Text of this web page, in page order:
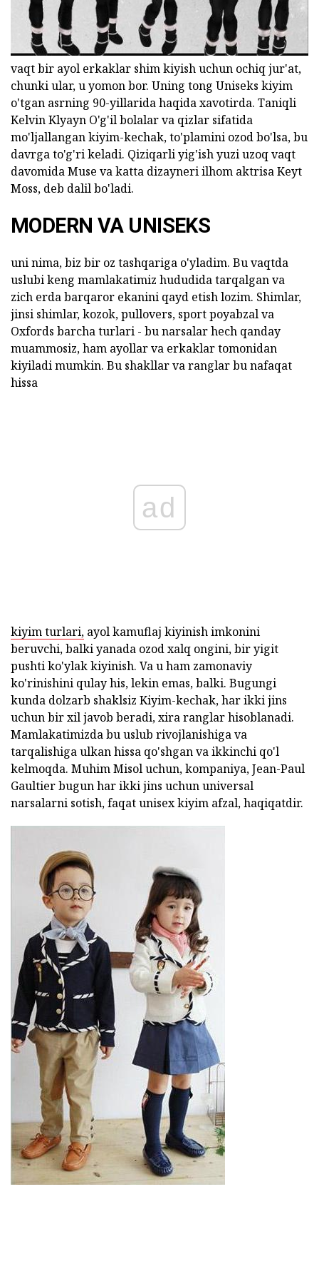
vaqt bir ayol erkaklar shim kiyish uchun ochiq jur'at,
chunki ular, u yomon bor. Uning tong Uniseks kiyim
o'tgan asrning 90-yillarida haqida xavotirda. Taniqli
Kelvin Klyayn O'g'il bolalar va qizlar sifatida
mo'ljallangan kiyim-kechak, to'plamini ozod bo'lsa, bu
davrga to'g'ri keladi. Qiziqarli yig'ish yuzi uzoq vaqt
davomida Muse va katta dizayneri ilhom aktrisa Keyt
Moss, deb dalil bo'ladi.
MODERN VA UNISEKS
uni nima, biz bir oz tashqariga o'yladim. Bu vaqtda
uslubi keng mamlakatimiz hududida tarqalgan va
zich erda barqaror ekanini qayd etish lozim. Shimlar,
jinsi shimlar, kozok, pullovers, sport poyabzal va
Oxfords barcha turlari - bu narsalar hech qanday
muammosiz, ham ayollar va erkaklar tomonidan
kiyiladi mumkin. Bu shakllar va ranglar bu nafaqat
hissa
ad
kiyim turlari, ayol kamuflaj kiyinish imkonini
beruvchi, balki yanada ozod xalq ongini, bir yigit
pushti ko'ylak kiyinish. Va u ham zamonaviy
ko'rinishini qulay his, lekin emas, balki. Bugungi
kunda dolzarb shaklsiz Kiyim-kechak, har ikki jins
uchun bir xil javob beradi, xira ranglar hisoblanadi.
Mamlakatimizda bu uslub rivojlanishiga va
tarqalishiga ulkan hissa qo'shgan va ikkinchi qo'l
kelmoqda. Muhim Misol uchun, kompaniya, Jean-Paul
Gaultier bugun har ikki jins uchun universal
narsalarni sotish, faqat unisex kiyim afzal, haqiqatdir.